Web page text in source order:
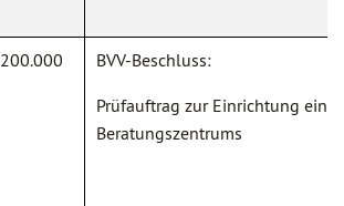
200.000 BVV-Beschluss:
Prüfauftrag zur Einrichtung
Beratungszentrums